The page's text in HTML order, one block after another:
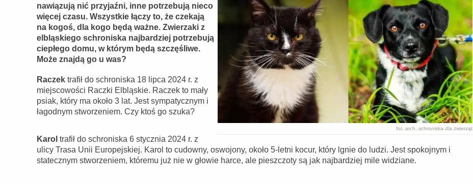
fot. arch. schroniska dla zwierząt
nawiązują nić przyjaźni, inne potrzebują nieco
więcej czasu. Wszystkie łączy to, że czekają
na kogoś, dla kogo będą ważne. Zwierzaki z
elbląskiego schroniska najbardziej potrzebują
ciepłego domu, w którym będą szczęśliwe.
Może znajdą go u was?
Raczek trafił do schroniska 18 lipca 2024 r. z
miejscowości Raczki Elbląskie. Raczek to mały
psiak, który ma około 3 lat. Jest sympatycznym i
łagodnym stworzeniem. Czy ktoś go szuka?
Karol trafił do schroniska 6 stycznia 2024 r. z
ulicy Trasa Unii Europejskiej. Karol to cudowny, oswojony, około 5-letni kocur, który lgnie do ludzi. Jest spokojnym i
statecznym stworzeniem, któremu już nie w głowie harce, ale pieszczoty są jak najbardziej mile widziane.